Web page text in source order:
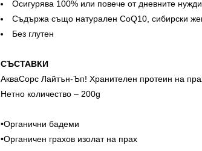
Осигурява 100% или повече от дневните
Съдържа също натурален CoQ10, сибирски
Без глутен
СЪСТАВКИ
АкваСорс Лайтън-Ъп! Хранителен протеин на
Нетно количество – 200g
•Органични бадеми
•Органичен грахов изолат на прах